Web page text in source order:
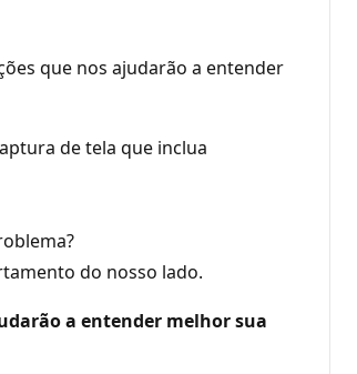
que nos ajudarão a entender
de tela que inclua
do nosso lado.
a entender melhor sua